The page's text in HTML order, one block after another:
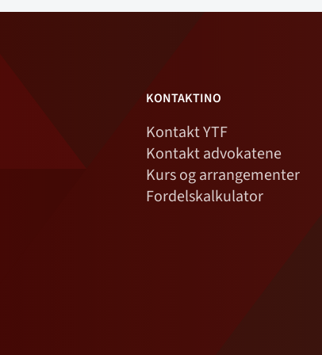
KONTAKTINO
Kontakt YTF
Kontakt advokatene
Kurs og arrangementer
Fordelskalkulator